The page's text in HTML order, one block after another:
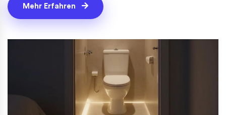
Mehr Erfahren